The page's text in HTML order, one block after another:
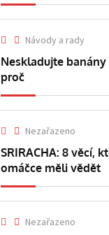
Návody a rady
Neskladujte
proč
Nezařazeno
SRIRACHA: 8 věcí,
omáčce měli vědět
Nezařazeno